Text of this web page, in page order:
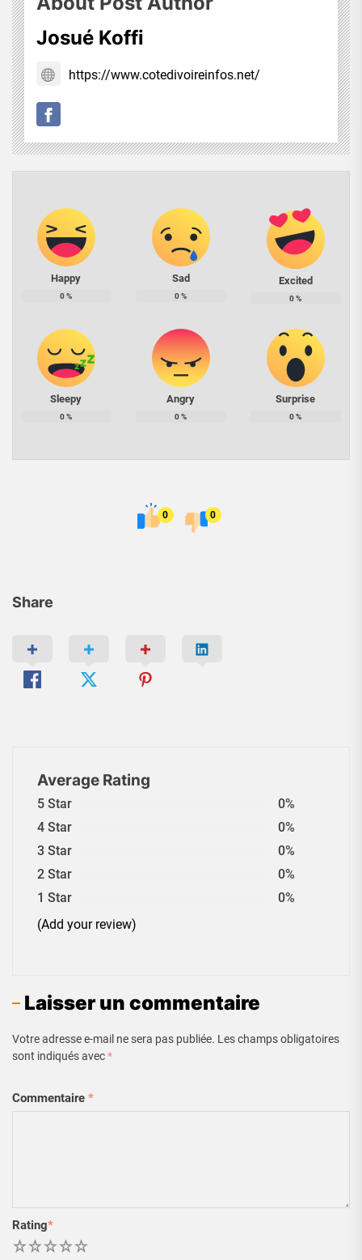
Share
Josué Koffi
https://www.cotedivoireinfos.net/
Happy
0%
Sad
0%
Excited
0%
Sleepy
0%
Angry
0%
Surprise
0%
0 0
Average Rating
5 Star
0%
4 Star
0%
3 Star
0%
2 Star
0%
1 Star
0%
(Add your review)
Laisser un commentaire
Votre adresse e-mail ne sera pas publiée. Les champs obligatoires
sont indiqués avec*
Commentaire *
Rating*
5
4
3
2